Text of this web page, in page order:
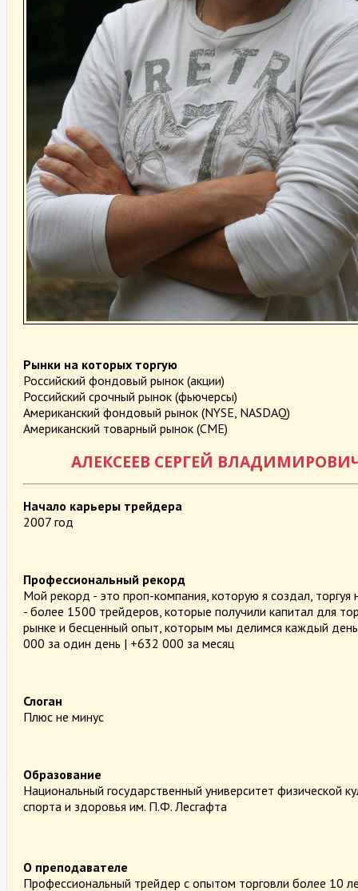
Рынки на которых торгую
Российский фондовый рынок (акции)
Российский срочный рынок (фьючерсы)
Американский фондовый рынок (NYSE, NASDAQ)
Американский товарный рынок (CME)
АЛЕКСЕЕВ СЕРГЕЙ
Начало карьеры трейдера
2007 год
Профессиональный рекорд
Мой рекорд - это проп-компания, которую я создал, торгуя
- более 1500 трейдеров, которые получили капитал для
рынке и бесценный опыт, которым мы делимся каждый
000 за один день | +632 000 за месяц
Слоган
Плюс не минус
Образование
Национальный государственный университет физической
спорта и здоровья им. П.Ф. Лесгафта
О преподавателе
Профессиональный трейдер с опытом торговли более 10